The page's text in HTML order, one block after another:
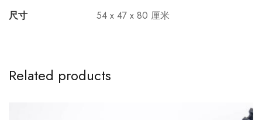
尺寸 54 x 47 x 80 厘米
Related products